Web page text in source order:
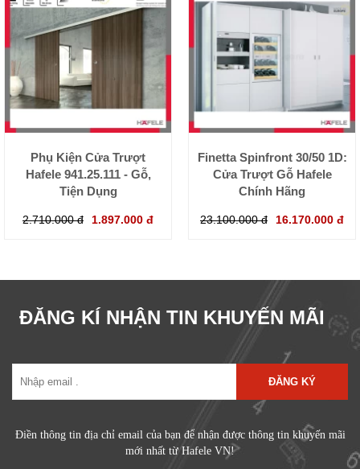
Phụ Kiện Cửa Trượt
Hafele 941.25.111 - Gỗ,
Tiện Dụng
2.710.000 đ 1.897.000 đ
Finetta Spinfront 30/50 1D:
Cửa Trượt Gỗ Hafele
Chính Hãng
23.100.000 đ 16.170.000 đ
ĐĂNG KÍ NHẬN TIN KHUYẾN MÃI
ĐĂNG KÝ
Điền thông tin địa chỉ email của bạn để nhận được thông tin khuyến mãi
mới nhất từ Hafele VN!